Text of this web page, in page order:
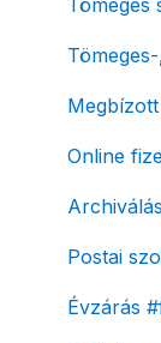
Fizetési
Tömeges
Online
Archiválás
Postai
Évzárás